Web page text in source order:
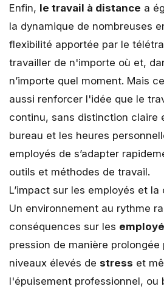
Enfin, le travail à distance a
la dynamique de nombreuses
flexibilité apportée par le
travailler de n'importe où et,
n’importe quel moment. Mais
aussi renforcer l'idée que le
continu, sans distinction claire
bureau et les heures
employés de s’adapter
outils et méthodes de travail.
L’impact sur les employés et la
Un environnement au rythme
conséquences sur les
pression de manière
niveaux élevés de stress et
l'épuisement professionnel, ou